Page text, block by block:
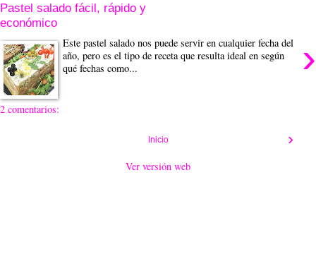
Pastel salado fácil, rápido y
económico
›
Este pastel salado nos puede servir en cualquier fecha del
año, pero es el tipo de receta que resulta ideal en según
qué fechas como...
2 comentarios:
›
Inicio
Ver versión web